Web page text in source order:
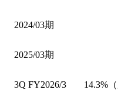
2024/03期
2025/03期
3Q FY2026/3 14.3%